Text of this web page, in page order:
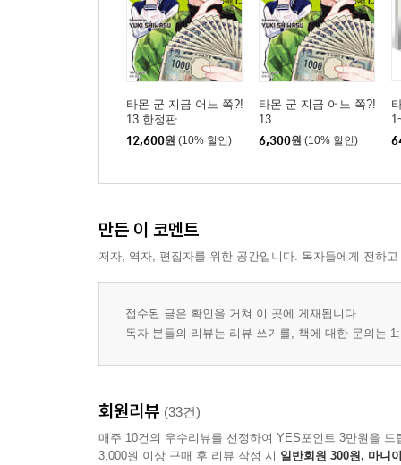
타몬 군 지금 어느 쪽?!
13 한정판
12,600원 (10% 할인)
타몬 군 지금 어느 쪽?!
13
6,300원 (10% 할인)
만든 이 코멘트
저자, 역자, 편집자를 위한 공간입니다. 독자들에게 전하
접수된 글은 확인을 거쳐 이 곳에 게재됩니다.
독자 분들의 리뷰는 리뷰 쓰기를, 책에 대한 문의는
회원리뷰 (33건)
매주 10건의 우수리뷰를 선정하여 YES포인트 3만원을 드
3,000원 이상 구매 후 리뷰 작성 시 일반회원 300원, 마니